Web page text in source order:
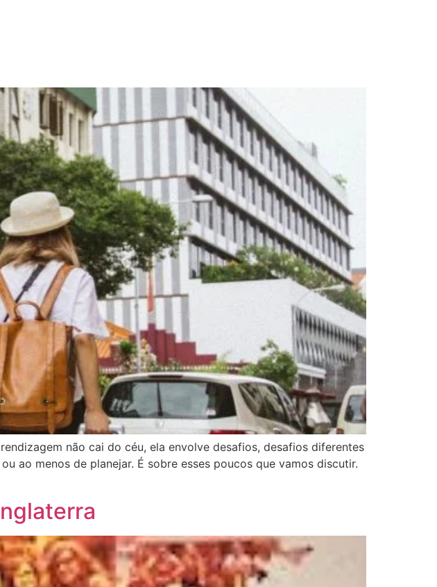
não cai do céu, ela envolve desafios, desafios diferentes
ao menos de planejar. É sobre esses poucos que vamos discutir.